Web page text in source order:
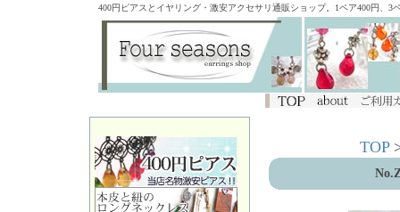
400円ピアスとイヤリング・激安アクセサリ通販ショップ。1ペア400円、
TOP